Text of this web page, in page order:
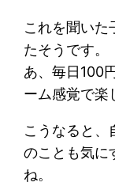
これを聞いた
たそうです。
あ、毎日100
ーム感覚で楽
こうなると、
のことも気に
ね。